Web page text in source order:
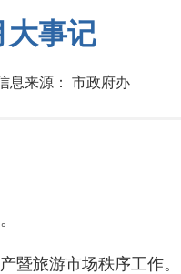
大事记
息来源： 市政府办
暨旅游市场秩序工作。